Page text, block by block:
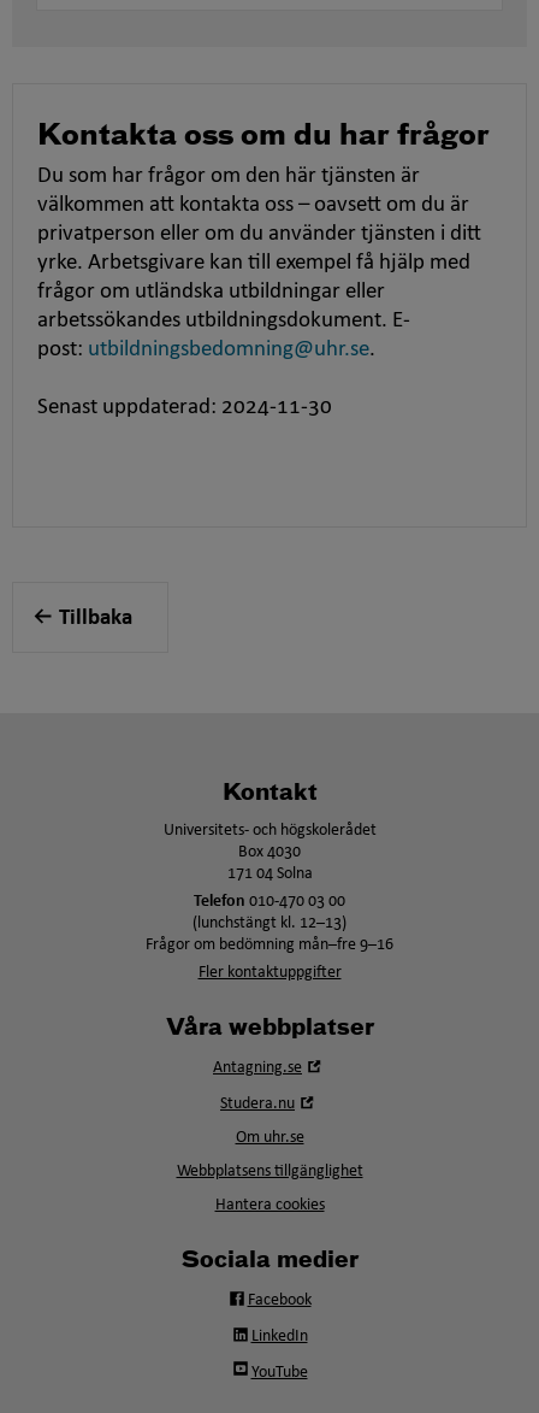
Kontakta oss om du har frågor
Du som har frågor om den här tjänsten är
välkommen att kontakta oss – oavsett om du är
privatperson eller om du använder tjänsten i ditt
yrke. Arbetsgivare kan till exempel få hjälp med
frågor om utländska utbildningar eller
arbetssökandes utbildningsdokument. E-
post: utbildningsbedomning@uhr.se.
Senast uppdaterad: 2024-11-30
Tillbaka
Kontakt
Universitets- och högskolerådet
Box 4030
171 04 Solna
Telefon 010-470 03 00
(lunchstängt kl. 12–13)
Frågor om bedömning mån–fre 9–16
Fler kontaktuppgifter
Våra webbplatser
Antagning.se
Studera.nu
fönster
Om uhr.se
Webbplatsens tillgänglighet
Hantera cookies
Sociala medier
Facebook
LinkedIn
YouTube